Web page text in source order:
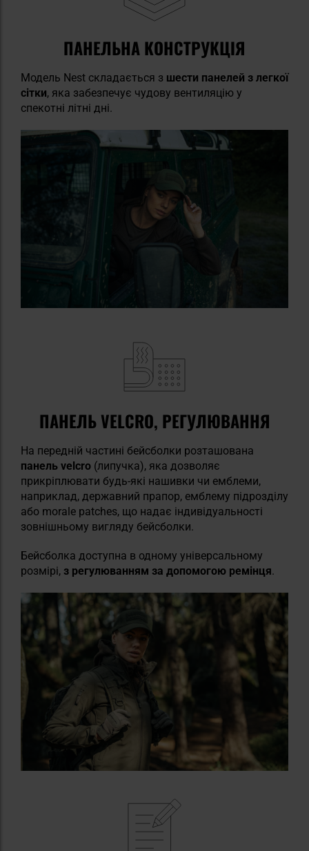
ПАНЕЛЬНА КОНСТРУКЦІЯ
Модель Nest складається з шести панелей з легкої
сітки, яка забезпечує чудову вентиляцію у
спекотні літні дні.
ПАНЕЛЬ VELCRO, РЕГУЛЮВАННЯ
На передній частині бейсболки розташована
панель velcro (липучка), яка дозволяє
прикріплювати будь-які нашивки чи емблеми,
наприклад, державний прапор, емблему підрозділу
або morale patches, що надає індивідуальності
зовнішньому вигляду бейсболки.
Бейсболка доступна в одному універсальному
розмірі, з регулюванням за допомогою ремінця.